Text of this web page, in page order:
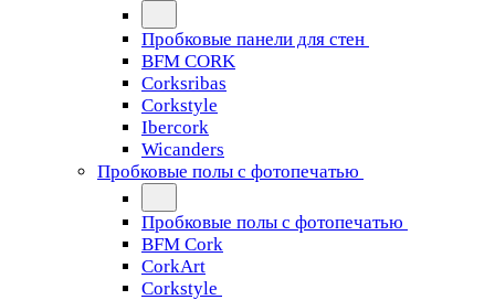
Пробковые панели для стен
BFM CORK
Corksribas
Corkstyle
Ibercork
Wicanders
Пробковые полы с фотопечатью
Пробковые полы с фотопечатью
BFM Cork
CorkArt
Corkstyle